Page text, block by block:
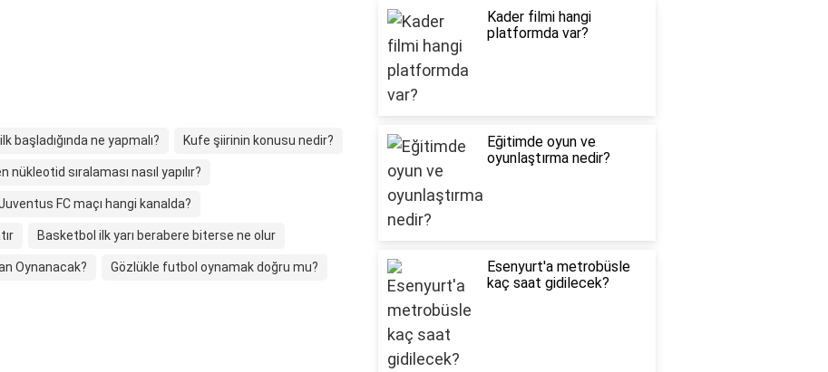
başladığında ne yapmalı? Kufe şiirinin konusu nedir?
sıralaması nasıl yapılır?
FC maçı hangi kanalda?
Basketbol ilk yarı berabere biterse ne olur
Oynanacak? Gözlükle futbol oynamak doğru mu?
Kader filmi hangi
platformda var?
Eğitimde oyun ve
oyunlaştırma nedir?
Esenyurt'a metrobüsle
kaç saat gidilecek?